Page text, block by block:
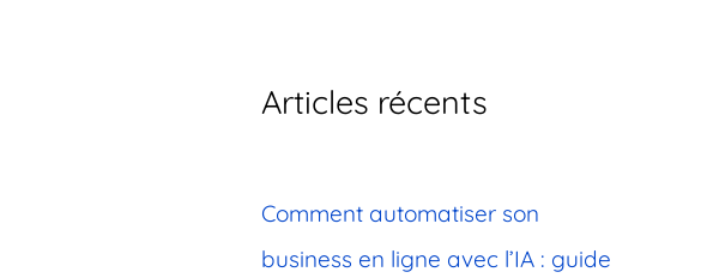
h
r
c
Articles récents
Comment automatiser son
business en ligne avec l’IA : guide